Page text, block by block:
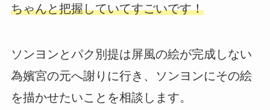
ちゃんと把握していてすごいです！
ソンヨンとパク別提は屏風の絵が完成しない
為嬪宮の元へ謝りに行き、ソンヨンにその絵
を描かせたいことを相談します。